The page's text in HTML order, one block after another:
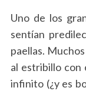
Uno de los
sentían
paellas.
al estribillo con
infinito (¿y es